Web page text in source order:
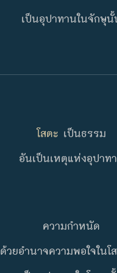
เป็นอุปาทานในจักษุ
โสตะ เป็นธรรม
อันเป็นเหตุแห่งอุปาท
ความกำหนัด
ด้วยอำนาจความพอใจในโ